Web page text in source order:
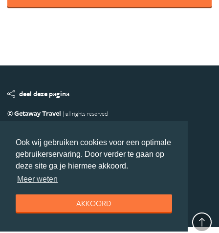
Ook wij gebruiken cookies voor een optimale
gebruikerservaring. Door verder te gaan op
deze site ga je hiermee akkoord.
Meer weten
AKKOORD
deel deze pagina
© Getaway Travel | all rights reserved
Copyright
Privacy statement Disclaimer
Cookies
Volg MiddenAmerika.nl
Nieuwsbrief
Facebook